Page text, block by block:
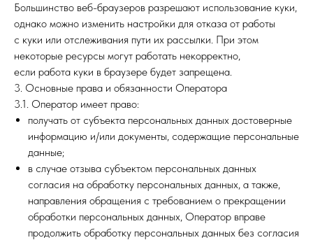
Большинство веб-браузеров разрешают использование куки,
однако можно изменить настройки для отказа от работы
с куки или отслеживания пути их рассылки. При этом
некоторые ресурсы могут работать некорректно,
если работа куки в браузере будет запрещена.
3. Основные права и обязанности Оператора
3.1. Оператор имеет право:
получать от субъекта персональных данных достоверные
информацию и/или документы, содержащие персональные
данные;
в случае отзыва субъектом персональных данных
согласия на обработку персональных данных, а также,
направления обращения с требованием о прекращении
обработки персональных данных, Оператор вправе
продолжить обработку персональных данных без согласия